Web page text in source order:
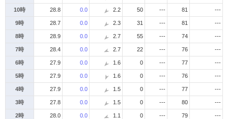
10時 28.8 0.0 2.2 50 --- 81 ---
9時 28.7 0.0 2.3 31 --- 81 ---
8時 28.9 0.0 2.7 55 --- 74 ---
7時 28.4 0.0 2.7 22 --- 76 ---
6時 27.9 0.0 1.6 0 --- 77 ---
5時 27.9 0.0 1.6 0 --- 76 ---
4時 27.9 0.0 1.5 0 --- 77 ---
3時 27.8 0.0 1.5 0 --- 80 ---
2時 28.0 0.0 1.1 0 --- 79 ---